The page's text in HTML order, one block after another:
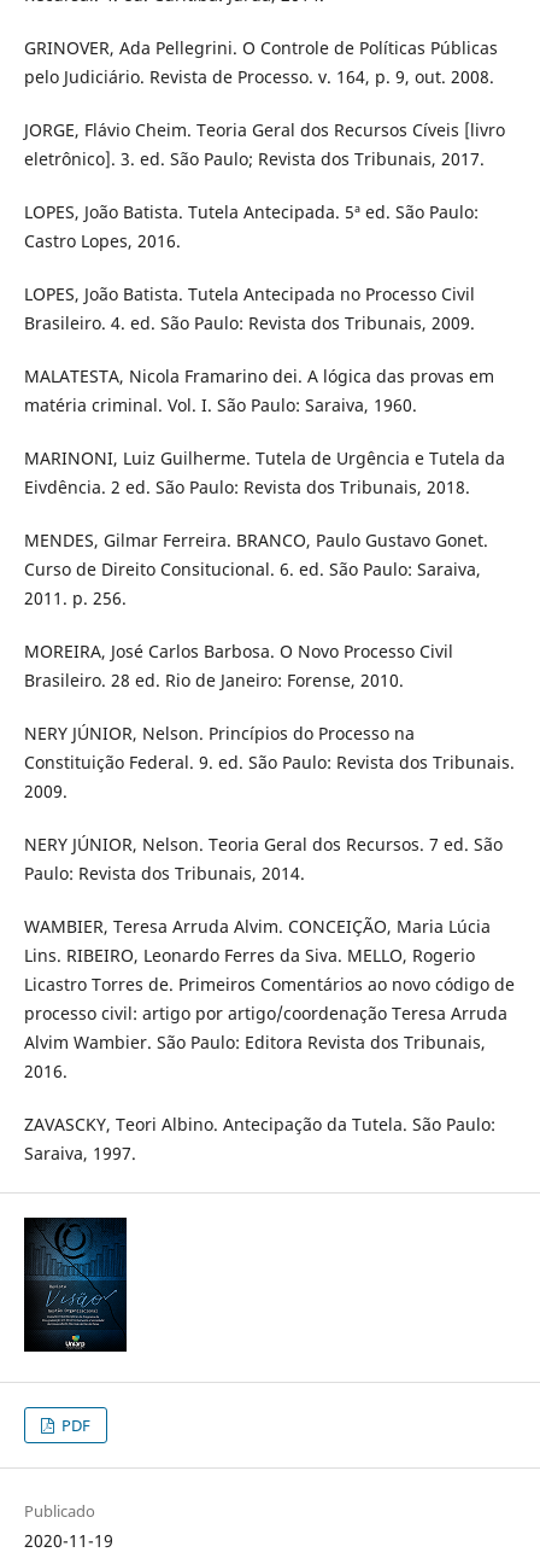
GRINOVER, Ada Pellegrini. O Controle de Políticas Públicas
pelo Judiciário. Revista de Processo. v. 164, p. 9, out. 2008.
JORGE, Flávio Cheim. Teoria Geral dos Recursos Cíveis [livro
eletrônico]. 3. ed. São Paulo; Revista dos Tribunais, 2017.
LOPES, João Batista. Tutela Antecipada. 5ª ed. São Paulo:
Castro Lopes, 2016.
LOPES, João Batista. Tutela Antecipada no Processo Civil
Brasileiro. 4. ed. São Paulo: Revista dos Tribunais, 2009.
MALATESTA, Nicola Framarino dei. A lógica das provas em
matéria criminal. Vol. I. São Paulo: Saraiva, 1960.
MARINONI, Luiz Guilherme. Tutela de Urgência e Tutela da
Eivdência. 2 ed. São Paulo: Revista dos Tribunais, 2018.
MENDES, Gilmar Ferreira. BRANCO, Paulo Gustavo Gonet.
Curso de Direito Consitucional. 6. ed. São Paulo: Saraiva,
2011. p. 256.
MOREIRA, José Carlos Barbosa. O Novo Processo Civil
Brasileiro. 28 ed. Rio de Janeiro: Forense, 2010.
NERY JÚNIOR, Nelson. Princípios do Processo na
Constituição Federal. 9. ed. São Paulo: Revista dos Tribunais.
2009.
NERY JÚNIOR, Nelson. Teoria Geral dos Recursos. 7 ed. São
Paulo: Revista dos Tribunais, 2014.
WAMBIER, Teresa Arruda Alvim. CONCEIÇÃO, Maria Lúcia
Lins. RIBEIRO, Leonardo Ferres da Siva. MELLO, Rogerio
Licastro Torres de. Primeiros Comentários ao novo código de
processo civil: artigo por artigo/coordenação Teresa Arruda
Alvim Wambier. São Paulo: Editora Revista dos Tribunais,
2016.
ZAVASCKY, Teori Albino. Antecipação da Tutela. São Paulo:
Saraiva, 1997.
PDF
Publicado
2020-11-19